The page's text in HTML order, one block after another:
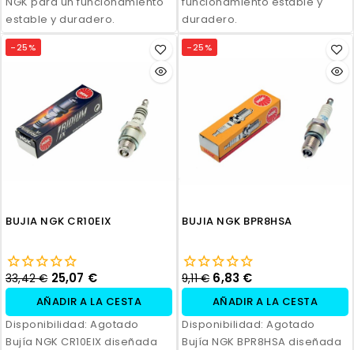
estable y duradero.
duradero.
-25%
BUJIA NGK CR10EIX
33,42 € 25,07 €
AÑADIR A LA CESTA
Disponibilidad: Agotado
Bujía NGK CR10EIX diseñada
-25%
BUJIA NGK BPR8HSA
9,11 € 6,83 €
AÑADIR A LA CESTA
Disponibilidad: Agotado
Bujía NGK BPR8HSA diseñada